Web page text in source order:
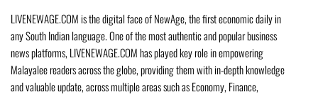
LIVENEWAGE.COM is the digital face of NewAge, the first economic daily in
any South Indian language. One of the most authentic and popular business
news platforms, LIVENEWAGE.COM has played key role in empowering
Malayalee readers across the globe, providing them with in-depth knowledge
and valuable update, across multiple areas such as Economy, Finance,